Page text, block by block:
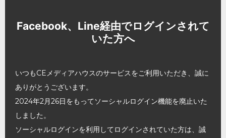
Facebook、Line経由でログインされて
いた方へ
いつもCEメディアハウスのサービスをご利用いただき、誠に
ありがとうございます。
2024年2月26日をもってソーシャルログイン機能を廃止いた
しました。
ソーシャルログインを利用してログインされていた方は、誠